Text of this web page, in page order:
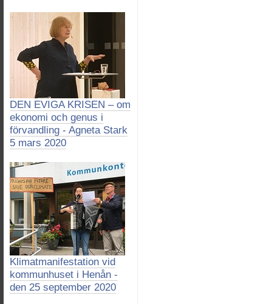
DEN EVIGA KRISEN – om
ekonomi och genus i
förvandling - Agneta Stark
5 mars 2020
Klimatmanifestation vid
kommunhuset i Henån -
den 25 september 2020